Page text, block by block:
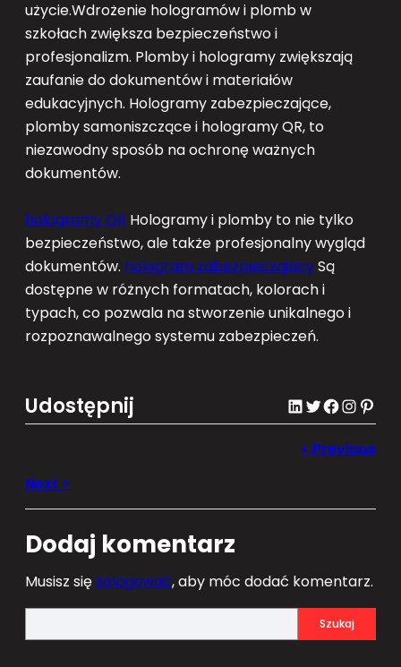
użycie.Wdrożenie hologramów i plomb w
szkołach zwiększa bezpieczeństwo i
profesjonalizm. Plomby i hologramy zwiększają
zaufanie do dokumentów i materiałów
edukacyjnych. Hologramy zabezpieczające,
plomby samoniszczące i hologramy QR, to
niezawodny sposób na ochronę ważnych
dokumentów.
hologramy QR Hologramy i plomby to nie tylko
bezpieczeństwo, ale także profesjonalny wygląd
dokumentów. hologram zabezpieczającySą
dostępne w różnych formatach, kolorach i
typach, co pozwala na stworzenie unikalnego i
rozpoznawalnego systemu zabezpieczeń.
Udostępnij LinkedIn Twitter Facebook Instagram Pinterest
Dodaj komentarz
Musisz się zalogować, aby móc dodać komentarz.
e
Szukaj